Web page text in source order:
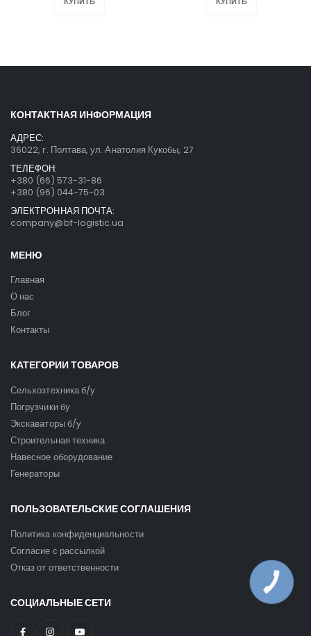
КОНТАКТНАЯ ИНФОРМАЦИЯ
АДРЕС:
36022, г. Полтава, ул. Анатолия Кукобы, 27
ТЕЛЕФОН:
+380 (66) 573-31-86
+380 (96) 044-75-03
ЭЛЕКТРОННАЯ ПОЧТА:
company@bf-logistic.ua
МЕНЮ
Главная
О нас
Блог
Контакты
КАТЕГОРИИ ТОВАРОВ
Сельхозтехника б/у
Погрузчики бу
Экскаваторы б/у
Строительная техника
Навесное оборудование
Генераторы
ПОЛЬЗОВАТЕЛЬСКИЕ СОГЛАШЕНИЯ
Политика конфиденциальности
Согласие с рассылкой
Отказ от ответственности
СОЦИАЛЬНЫЕ СЕТИ
КНОПКА
ЗВ'ЯЗКУ